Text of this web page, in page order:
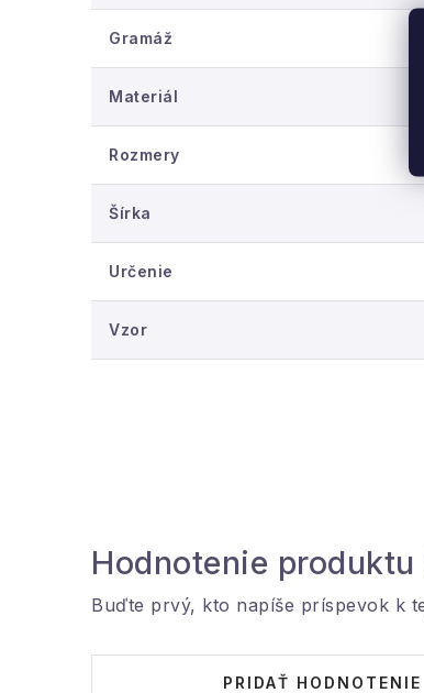
Gramáž
Materiál
Rozmery
Šírka
Určenie
Vzor
Hodnotenie produktu
Buďte prvý, kto napíše príspevok k
PRIDAŤ HODNOTENIE